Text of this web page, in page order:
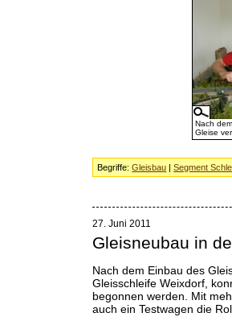
Nach
Gleise
Begriffe:Gleisbau |Segment
27. Juni 2011
Gleisneubau in
Nach dem Einbau des
Gleisschleife Weixdorf,
begonnen werden. Mit
auch ein Testwagen die